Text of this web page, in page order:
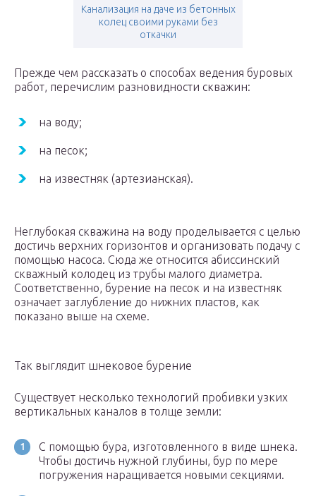
Канализация на даче из бетонных
колец своими руками без
откачки
Прежде чем рассказать о способах ведения буровых
работ, перечислим разновидности скважин:
на воду;
на песок;
на известняк (артезианская).
Неглубокая скважина на воду проделывается с целью
достичь верхних горизонтов и организовать подачу с
помощью насоса. Сюда же относится абиссинский
скважный колодец из трубы малого диаметра.
Соответственно, бурение на песок и на известняк
означает заглубление до нижних пластов, как
показано выше на схеме.
Так выглядит шнековое бурение
Существует несколько технологий пробивки узких
вертикальных каналов в толще земли:
С помощью бура, изготовленного в виде шнека.
Чтобы достичь нужной глубины, бур по мере
погружения наращивается новыми секциями.